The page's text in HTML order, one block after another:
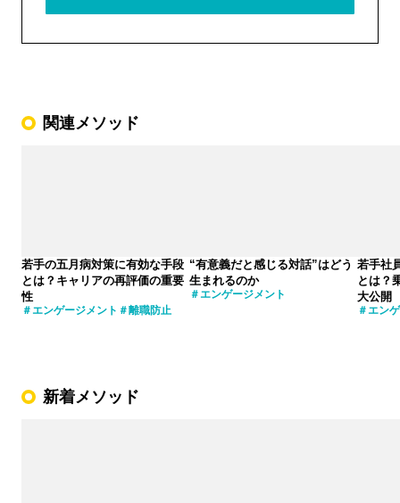
関連メソッド
若手の五月病対策に有効な手段
とは？キャリアの再評価の重要
性
エンゲージメント 離職防止
“有意義だと感じる対話”はどう
生まれるのか
エンゲージメント
若手社
とは？
大公開
エン
新着メソッド